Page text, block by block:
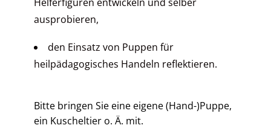
ausprobieren,
den Einsatz von Puppen für
heilpädagogisches Handeln reflektieren.
Bitte bringen Sie eine eigene (Hand-)Puppe,
ein Kuscheltier o. Ä. mit.